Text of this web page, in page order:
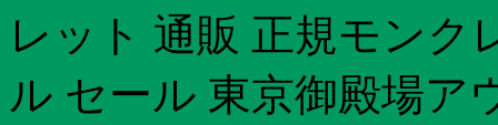
レット 通販 正規モンク
ル セール 東京御殿場ア